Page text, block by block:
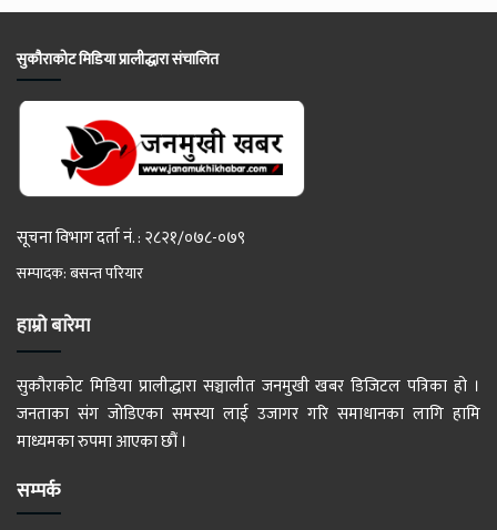
सुकौराकोट मिडिया प्रालीद्धारा संचालित
सूचना विभाग दर्ता नं. : २८२१/०७८-०७९
सम्पादक: बसन्त परियार
हाम्रो बारेमा
सुकौराकोट मिडिया प्रालीद्धारा सञ्चालीत जनमुखी खबर डिजिटल पत्रिका हो ।
जनताका संग जोडिएका समस्या लाई उजागर गरि समाधानका लागि हामि
माध्यमका रुपमा आएका छौं ।
सम्पर्क